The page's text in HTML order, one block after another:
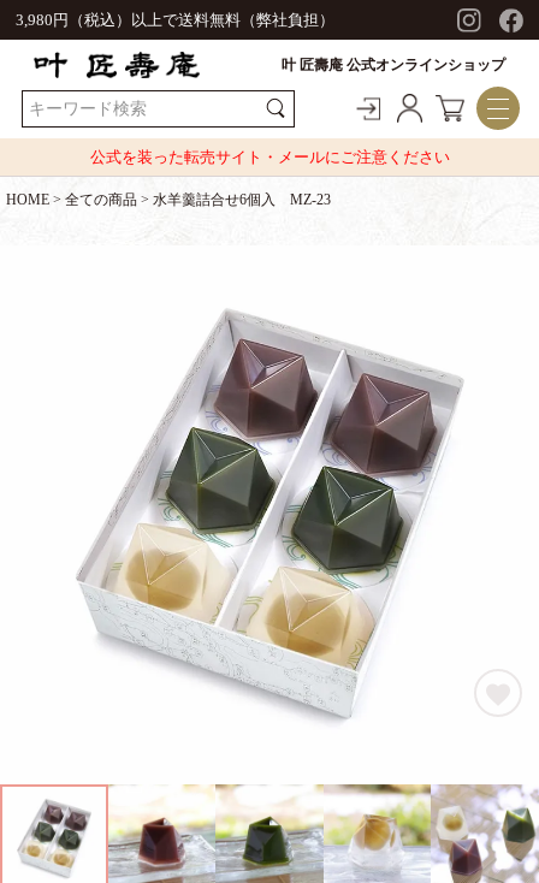
3,980円（税込）以上で送料無料（弊社負担）
叶 匠壽庵 公式オンラインショップ
公式を装った転売サイト・メールにご注意ください
HOME 全ての商品 水羊羹詰合せ6個入 MZ-23